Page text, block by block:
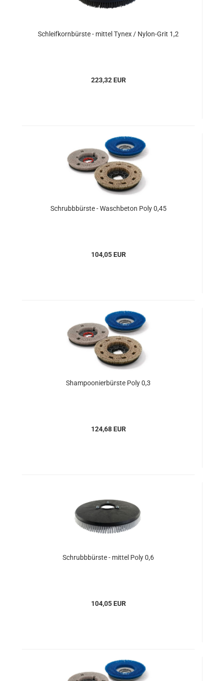
Schleifkornbürste - mittel Tynex / Nylon-Grit 1,2
223,32 EUR
Schrubbbürste - Waschbeton Poly 0,45
104,05 EUR
Shampoonierbürste Poly 0,3
124,68 EUR
Schrubbbürste - mittel Poly 0,6
104,05 EUR